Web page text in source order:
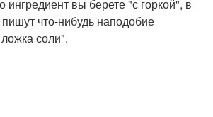
ингредиент вы берете "с горкой", в
что-нибудь наподобие
соли".